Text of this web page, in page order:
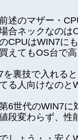
述のマザー・
合ネックなのは
CPUはWIN7に
えてもOS台で
を裏技で入れる
る人向けなのと
6世代のWIN7に
段変わらず、性